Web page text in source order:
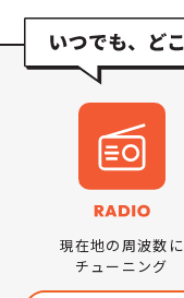
現在地の周波数に
チューニング